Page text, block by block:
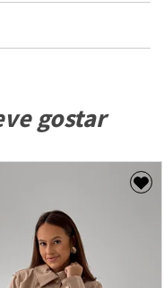
gostar